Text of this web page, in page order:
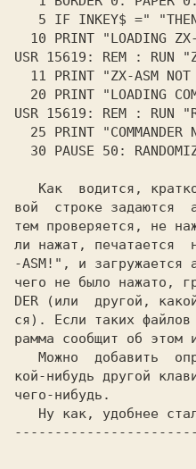
вой  строке задаются
тем проверяется, не
ли нажат, печатается
-ASM!",
и загружается
чего не было нажато,
DER
(или  другой,
ся). Если таких
рамма сообщит об этом
кой-нибудь другой
чего-нибудь.